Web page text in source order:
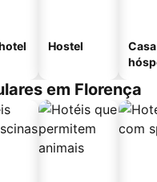
Hostel
em Florença